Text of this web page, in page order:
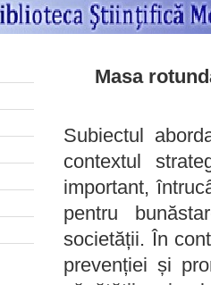
Masa
Subiectul
contextul
important,
pentru
societății. În
prevenției și